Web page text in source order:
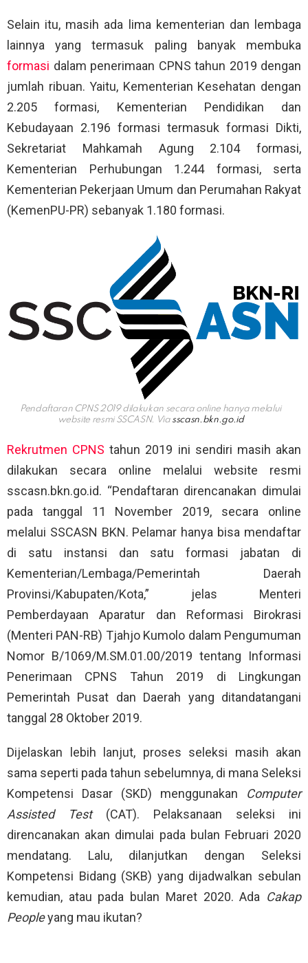
Selain itu, masih ada lima kementerian dan lembaga
lainnya yang termasuk paling banyak membuka
formasi dalam penerimaan CPNS tahun 2019 dengan
jumlah ribuan. Yaitu, Kementerian Kesehatan dengan
2.205 formasi, Kementerian Pendidikan dan
Kebudayaan 2.196 formasi termasuk formasi Dikti,
Sekretariat Mahkamah Agung 2.104 formasi,
Kementerian Perhubungan 1.244 formasi, serta
Kementerian Pekerjaan Umum dan Perumahan Rakyat
(KemenPU-PR) sebanyak 1.180 formasi.
Pendaftaran CPNS 2019 dilakukan secara online hanya melalui
website resmi SSCASN. Via sscasn.bkn.go.id
Rekrutmen CPNS tahun 2019 ini sendiri masih akan
dilakukan secara online melalui website resmi
sscasn.bkn.go.id. “Pendaftaran direncanakan dimulai
pada tanggal 11 November 2019, secara online
melalui SSCASN BKN. Pelamar hanya bisa mendaftar
di satu instansi dan satu formasi jabatan di
Kementerian/Lembaga/Pemerintah Daerah
Provinsi/Kabupaten/Kota,” jelas Menteri
Pemberdayaan Aparatur dan Reformasi Birokrasi
(Menteri PAN-RB) Tjahjo Kumolo dalam Pengumuman
Nomor B/1069/M.SM.01.00/2019 tentang Informasi
Penerimaan CPNS Tahun 2019 di Lingkungan
Pemerintah Pusat dan Daerah yang ditandatangani
tanggal 28 Oktober 2019.
Dijelaskan lebih lanjut, proses seleksi masih akan
sama seperti pada tahun sebelumnya, di mana Seleksi
Kompetensi Dasar (SKD) menggunakan Computer
Assisted Test (CAT). Pelaksanaan seleksi ini
direncanakan akan dimulai pada bulan Februari 2020
mendatang. Lalu, dilanjutkan dengan Seleksi
Kompetensi Bidang (SKB) yang dijadwalkan sebulan
kemudian, atau pada bulan Maret 2020. Ada Cakap
Peopleyang mau ikutan?